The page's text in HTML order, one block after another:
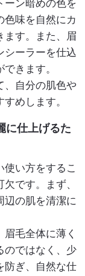
ーン暗めの色を
色味を自然にカ
ます。また、眉
シーラーを仕込
きます。
、自分の肌色や
めします。
に仕上げるた
使い方をするこ
です。まず、
辺の肌を清潔に
毛全体に薄く
のではなく、少
防ぎ、自然な仕